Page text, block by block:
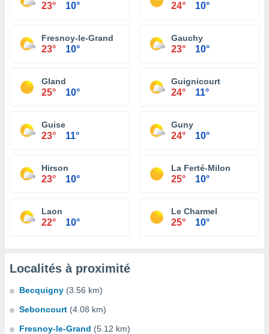
23° 10° 24° 10°
Fresnoy-le-Grand
23° 10°
Gauchy
23° 10°
Gland
25° 10°
Guignicourt
24° 11°
Guise
23° 11°
Guny
24° 10°
Hirson
23° 10°
La Ferté-Milon
25° 10°
Laon
22° 10°
Le Charmel
25° 10°
Localités à proximité
Becquigny (3.56 km)
Seboncourt (4.08 km)
Fresnoy-le-Grand (5.12 km)